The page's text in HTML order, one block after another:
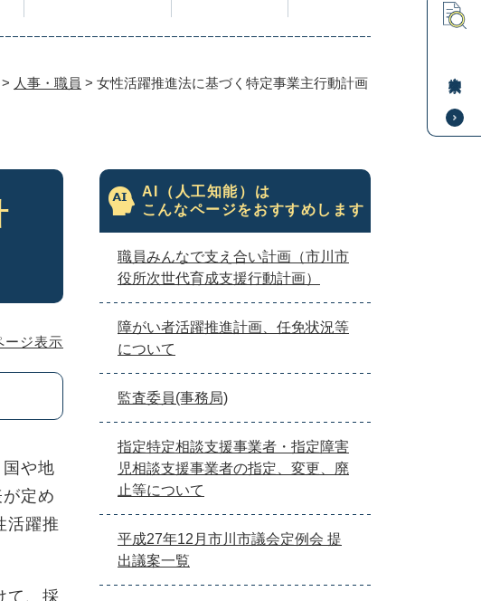
> 人事・職員 > 女性活躍推進法に基づく特定事業主行動計画
ージ表示
や地
定め
活躍推
て、採
AI（人工知能）は
こんなページをおすすめします
職員みんなで支え合い計画（市川市
役所次世代育成支援行動計画）
障がい者活躍推進計画、任免状況等
について
監査委員(事務局)
指定特定相談支援事業者・指定障害
児相談支援事業者の指定、変更、廃
止等について
平成27年12月市川市議会定例会 提
出議案一覧